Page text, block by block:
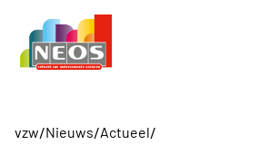
vzw/Nieuws/Actueel/